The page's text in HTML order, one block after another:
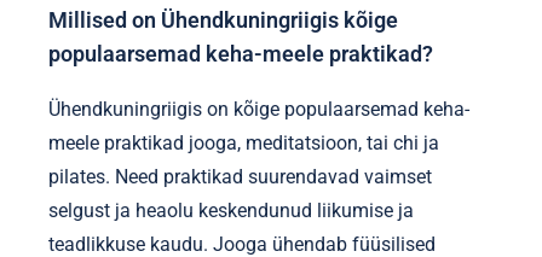
Millised on Ühendkuningriigis kõige
populaarsemad keha-meele praktikad?
Ühendkuningriigis on kõige populaarsemad keha-
meele praktikad jooga, meditatsioon, tai chi ja
pilates. Need praktikad suurendavad vaimset
selgust ja heaolu keskendunud liikumise ja
teadlikkuse kaudu. Jooga ühendab füüsilised